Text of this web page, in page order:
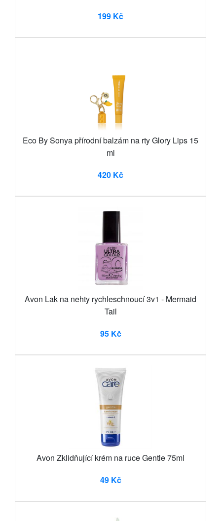
199 Kč
Eco By Sonya přírodní balzám na rty Glory Lips 15
ml
420 Kč
Avon Lak na nehty rychleschnoucí 3v1 - Mermaid
Tail
95 Kč
Avon Zklidňující krém na ruce Gentle 75ml
49 Kč